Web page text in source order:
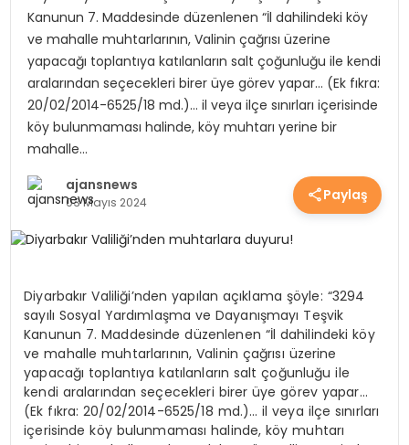
YEREL HABERLER
EKONOMİ
EĞİTİM
SAĞLIK
SPOR
Kanunun 7. Maddesinde düzenlenen “İl dahilindeki köy
ve mahalle muhtarlarının, Valinin çağrısı üzerine
yapacağı toplantıya katılanların salt çoğunluğu ile kendi
aralarından seçecekleri birer üye görev yapar… (Ek fıkra:
20/02/2014-6525/18 md.)… il veya ilçe sınırları içerisinde
köy bulunmaması halinde, köy muhtarı yerine bir
mahalle…
ajansnews
03 Mayıs 2024 Paylaş
Diyarbakır Valiliği’nden yapılan açıklama şöyle: “3294
sayılı Sosyal Yardımlaşma ve Dayanışmayı Teşvik
Kanunun 7. Maddesinde düzenlenen “İl dahilindeki köy
ve mahalle muhtarlarının, Valinin çağrısı üzerine
yapacağı toplantıya katılanların salt çoğunluğu ile
kendi aralarından seçecekleri birer üye görev yapar…
(Ek fıkra: 20/02/2014-6525/18 md.)… il veya ilçe sınırları
içerisinde köy bulunmaması halinde, köy muhtarı